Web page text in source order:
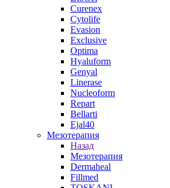
Curenex
Cytolife
Evasion
Exclusive
Optima
Hyaluform
Genyal
Linerase
Nucleoform
Repart
Bellarti
Ejal40
Мезотерапия
Назад
Мезотерапия
Dermaheal
Fillmed